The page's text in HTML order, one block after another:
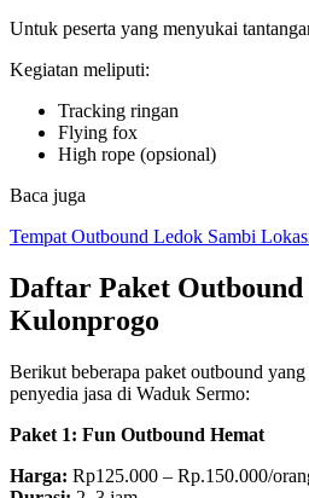
Untuk peserta yang menyukai
Kegiatan meliputi:
Tracking ringan
Flying fox
High rope (opsional)
Baca juga
Tempat Outbound Ledok Sambi
Daftar Paket Outbound
Kulonprogo
Berikut beberapa paket outbound
penyedia jasa di Waduk Sermo:
Paket 1: Fun Outbound Hemat
Harga: Rp125.000 – Rp.150.000/